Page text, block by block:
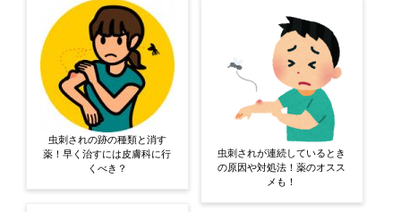
虫刺されの跡の種類と消す
薬！早く治すには皮膚科に行
くべき？
虫刺されが連続しているとき
の原因や対処法！薬のオスス
メも！